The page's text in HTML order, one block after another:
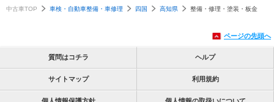
中古車TOP 車検・自動車整備・車修理 四国 高知県 整備・修理・塗装・板金
ページの先頭へ
質問はコチラ ヘルプ
サイトマップ 利用規約